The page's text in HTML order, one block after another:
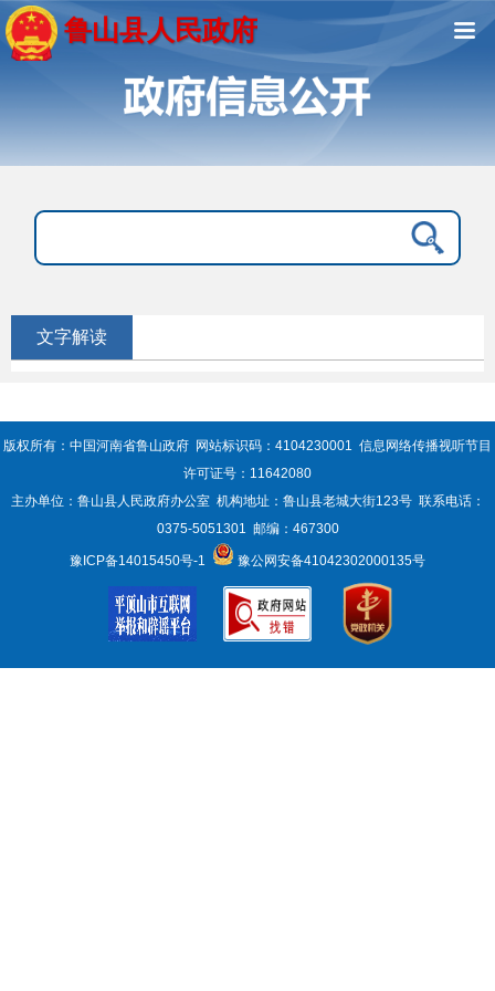
鲁山县人民政府
文字解读
版权所有：中国河南省鲁山政府 网站标识码：4104230001 信息网络传播视听节目
许可证号：11642080
主办单位：鲁山县人民政府办公室 机构地址：鲁山县老城大街123号 联系电话：
0375-5051301 邮编：467300
豫ICP备14015450号-1 豫公网安备41042302000135号